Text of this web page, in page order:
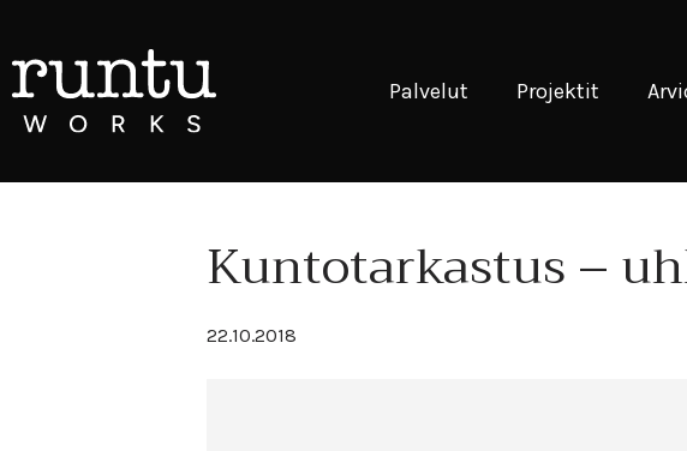
Palvelut Projektit
Kuntotarkastus –
22.10.2018